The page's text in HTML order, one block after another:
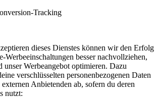
Tracking
dieses Dienstes können wir den Erfolg
Werbeeinschaltungen besser nachvollziehen,
unser Werbeangebot optimieren. Dazu
verschlüsselten personenbezogenen Daten
Anbietenden ab, sofern du deren
nutzt: